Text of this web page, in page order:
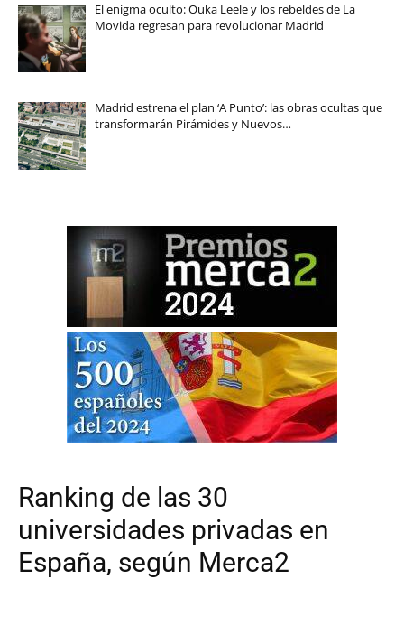
El enigma oculto: Ouka Leele y los rebeldes de La
Movida regresan para revolucionar Madrid
Madrid estrena el plan ‘A Punto’: las obras ocultas que
transformarán Pirámides y Nuevos…
Ranking de las 30
universidades privadas en
España, según Merca2